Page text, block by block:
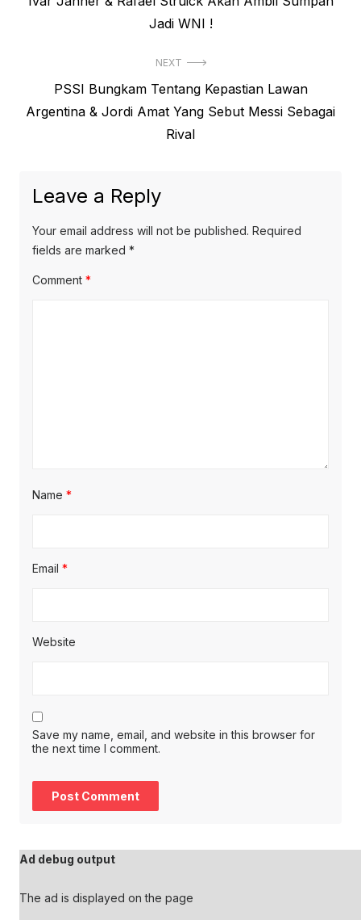
navigation
Jadi WNI !
NEXT
post:
PSSI Bungkam Tentang Kepastian Lawan
Argentina & Jordi Amat Yang Sebut Messi Sebagai
Rival
Leave a Reply
Your email address will not be published. Required
fields are marked *
Comment *
Name *
Email *
Website
Save my name, email, and website in this browser for
the next time I comment.
Ad debug output
The ad is displayed on the page